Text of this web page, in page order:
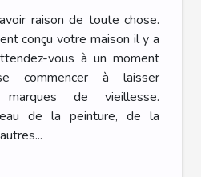
?
raison de toute chose.
conçu votre maison il y a
vous à un moment
commencer à laisser
de vieillesse.
de la peinture, de la